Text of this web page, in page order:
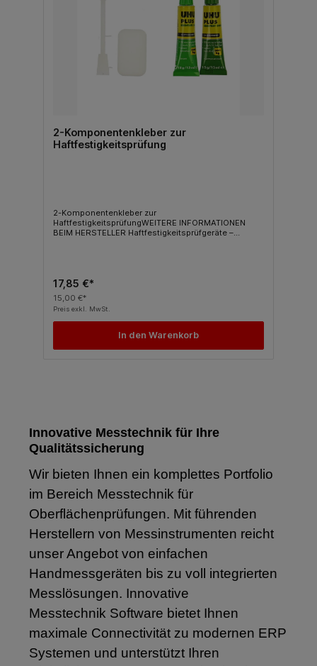
2-Komponentenkleber zur
Haftfestigkeitsprüfung
2-Komponentenkleber zur
HaftfestigkeitsprüfungWEITERE INFORMATIONEN
BEIM HERSTELLER Haftfestigkeitsprüfgeräte –
17,85 €*
15,00 €*
Preis exkl. MwSt.
In den Warenkorb
Innovative Messtechnik für Ihre
Qualitätssicherung
Wir bieten Ihnen ein komplettes Portfolio
im Bereich Messtechnik für
Oberflächenprüfungen. Mit führenden
Herstellern von Messinstrumenten reicht
unser Angebot von einfachen
Handmessgeräten bis zu voll integrierten
Messlösungen. Innovative
Messtechnik Software bietet Ihnen
maximale Connectivität zu modernen ERP
Systemen und unterstützt Ihren